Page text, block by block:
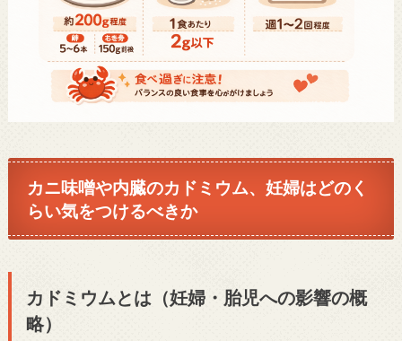
カニ味噌や内臓のカドミウム、妊婦はどのく
らい気をつけるべきか
カドミウムとは（妊婦・胎児への影響の概
略）